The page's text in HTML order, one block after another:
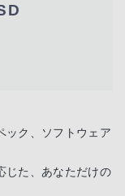
ック、ソフトウェア
じた、あなただけの